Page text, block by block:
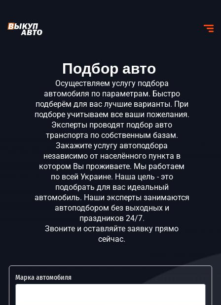
Подбор авто
Осуществляем услугу подбора
автомобиля по параметрам. Быстро
подберём для вас лучшие варианты. При
подборе учитываем все ваши пожелания.
Эксперты проводят подбор авто
транспорта по собственным базам.
Закажите услугу автоподбора
независимо от населённого пункта в
котором Вы проживаете. Мы работаем
по всей Украине. Наша цель - это
подобрать для вас идеальный
автомобиль. Наши эксперты занимаются
автоподбором без выходных и
праздников 24/7.
Звоните и оставляйте заявку прямо
сейчас.
Марка автомобиля